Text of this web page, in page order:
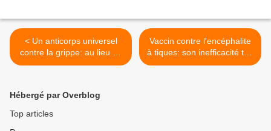
< Un anticorps universel
contre la grippe: au lieu de
s'en satisfaire, non, il FAUT
Vaccin contre l'encéphalite
à tiques: son inefficacité tue
au public? >
Hébergé par Overblog
Top articles